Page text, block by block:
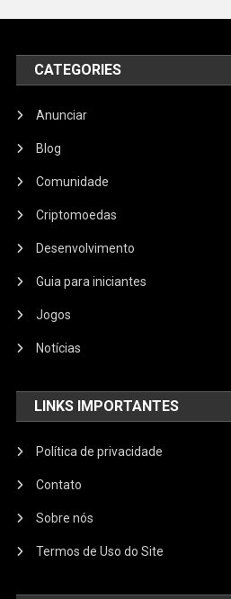
CATEGORIES
Anunciar
Blog
Comunidade
Criptomoedas
Desenvolvimento
Guia para iniciantes
Jogos
Notícias
LINKS IMPORTANTES
Política de privacidade
Contato
Sobre nós
Termos de Uso do Site